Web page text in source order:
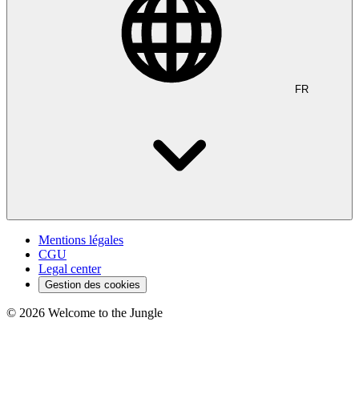
FR
Mentions légales
CGU
Legal center
Gestion des cookies
© 2026 Welcome to the Jungle